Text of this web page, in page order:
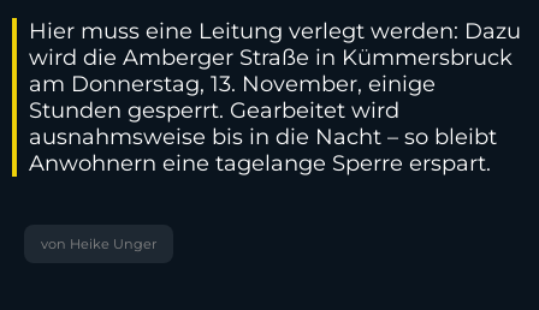
Hier muss eine Leitung verlegt werden: Dazu
wird die Amberger Straße in Kümmersbruck
am Donnerstag, 13. November, einige
Stunden gesperrt. Gearbeitet wird
ausnahmsweise bis in die Nacht – so bleibt
Anwohnern eine tagelange Sperre erspart.
von Heike Unger